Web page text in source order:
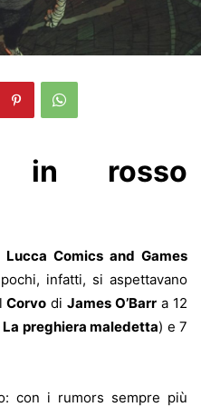
in rosso
Lucca Comics and Games
infatti, si aspettavano
Corvo diJames O’Barr a 12
La preghiera maledetta) e 7
con i rumors sempre più